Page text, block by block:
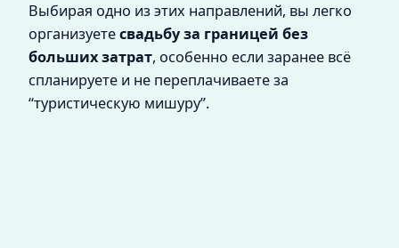
Выбирая одно из этих направлений, вы легко
организуетесвадьбу за границей без
больших затрат, особенно если заранее всё
спланируете и не переплачиваете за
“туристическую мишуру”.